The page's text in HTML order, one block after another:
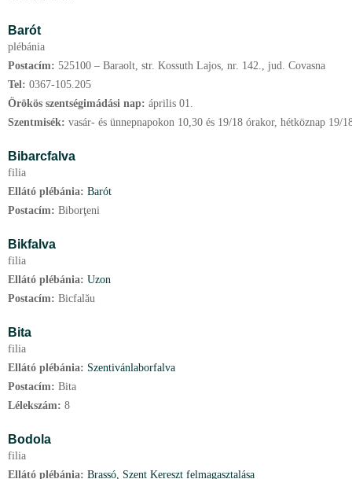
Barót
plébánia
Postacím: 525100 – Baraolt, str. Kossuth Lajos, nr. 142., jud. Covasna
Tel: 0367-105.205
Örökös szentségimádási nap: április 01.
Szentmisék: vasár- és ünnepnapokon 10,30 és 19/18 órakor, hétköznap 19/
Bibarcfalva
filia
Ellátó plébánia: Barót
Postacím: Biborţeni
Bikfalva
filia
Ellátó plébánia: Uzon
Postacím: Bicfalău
Bita
filia
Ellátó plébánia: Szentivánlaborfalva
Postacím: Bita
Lélekszám: 8
Bodola
filia
Ellátó plébánia: Brassó, Szent Kereszt felmagasztalása